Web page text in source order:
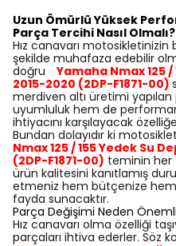
Uzun Ömürlü Yüksek
Parça Tercihi Nasıl Olmalı?
Hız canavarı
şekilde muhafaza edebilir
doğru
Yamaha Nmax 125
2015-2020 (2DP-F1871-00)
merdiven altı üretimi yapılan
uyumluluk hem de
ihtiyacını karşılayacak
Bundan dolayıdır ki
Nmax 125 / 155 Yedek Su
(2DP-F1871-00) teminin her
ürün kalitesini kanıtlamış
etmeniz hem bütçenize
fayda sunacaktır.
Parça Değişimi Neden
Hız canavarı olma özelliği
parçaları ihtiva ederler. Söz